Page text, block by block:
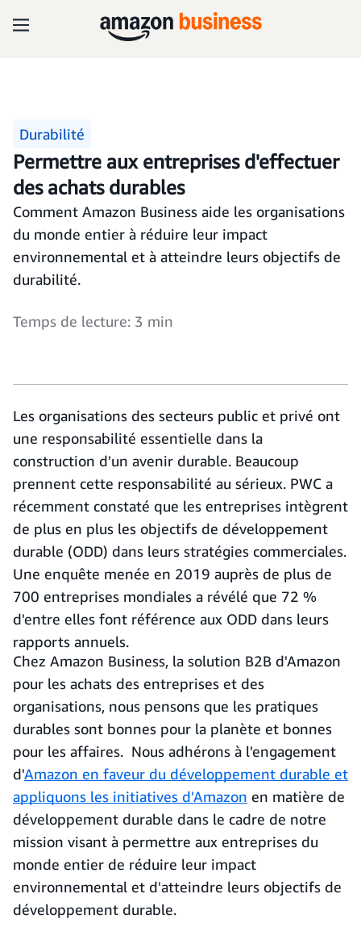
Durabilité
Permettre aux entreprises d'effectuer
des achats durables
Comment Amazon Business aide les organisations
du monde entier à réduire leur impact
environnemental et à atteindre leurs objectifs de
durabilité.
Temps de lecture: 3 min
Les organisations des secteurs public et privé ont
une responsabilité essentielle dans la
construction d'un avenir durable. Beaucoup
prennent cette responsabilité au sérieux. PWC a
récemment constaté que les entreprises intègrent
de plus en plus les objectifs de développement
durable (ODD) dans leurs stratégies commerciales.
Une enquête menée en 2019 auprès de plus de
700 entreprises mondiales a révélé que 72 %
d'entre elles font référence aux ODD dans leurs
rapports annuels.
Chez Amazon Business, la solution B2B d'Amazon
pour les achats des entreprises et des
organisations, nous pensons que les pratiques
durables sont bonnes pour la planète et bonnes
pour les affaires. Nous adhérons à l'engagement
d'Amazon en faveur du développement durable et
appliquons les initiatives d'Amazon en matière de
développement durable dans le cadre de notre
mission visant à permettre aux entreprises du
monde entier de réduire leur impact
environnemental et d'atteindre leurs objectifs de
développement durable.